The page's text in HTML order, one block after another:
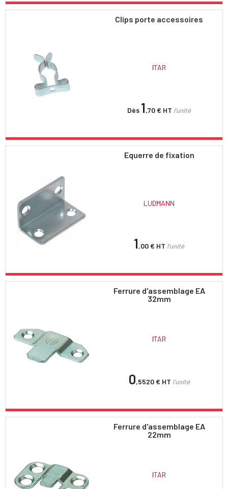
Clips porte accessoires
ITAR
Dès 1,70 € HT l'unité
Equerre de fixation
LUDMANN
1,00 € HT l'unité
Ferrure d'assemblage EA
32mm
ITAR
0,5520 € HT l'unité
Ferrure d'assemblage EA
22mm
ITAR